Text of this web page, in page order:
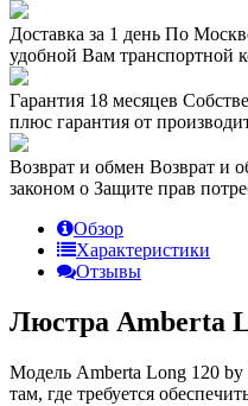
Доставка за 1 день По
удобной Вам транспортной
Гарантия 18 месяцев
плюс гарантия от
Возврат и обмен Возврат и
законом о Защите прав
Обзор
Характеристики
Отзывы
Люстра Amberta
Модель Amberta Long 120
там, где требуется